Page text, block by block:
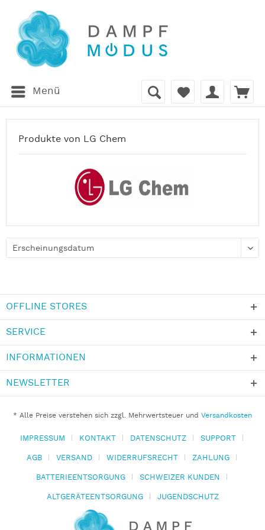
Menü
Produkte von LG Chem
OFFLINE STORES
SERVICE
INFORMATIONEN
NEWSLETTER
* Alle Preise verstehen sich zzgl. Mehrwertsteuer und Versandkosten
IMPRESSUM KONTAKT DATENSCHUTZ
SUPPORT
AGB
VERSAND WIDERRUFSRECHT
ZAHLUNG
BATTERIEENTSORGUNG
SCHWEIZER KUNDEN
ALTGERÄTEENTSORGUNG
JUGENDSCHUTZ